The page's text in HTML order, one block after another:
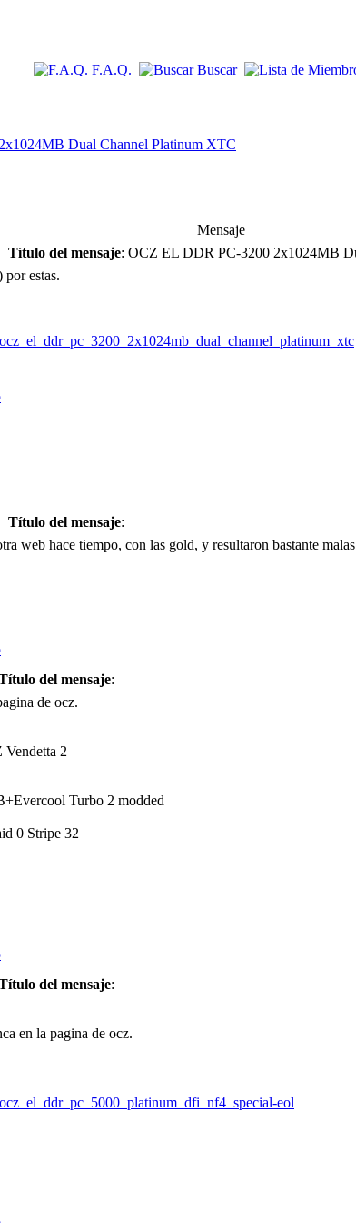
F.A.Q.
Buscar
Dual Channel Platinum XTC
Mensaje
Título del mensaje: OCZ EL DDR PC-3200 2x1024MB
estas.
Título del mensaje:
web hace tiempo, con las gold, y resultaron bastante
del mensaje:
de ocz.
2
Turbo 2 modded
0 Stripe 32
del mensaje:
en la pagina de ocz.
eol